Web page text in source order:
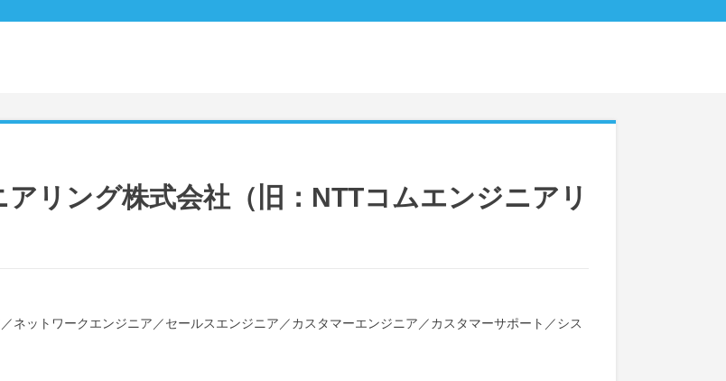
リング株式会社（旧：NTTコムエンジニアリ
／ネットワークエンジニア ／セールスエンジニア ／カスタマーエンジニア ／カスタマーサポート ／シス